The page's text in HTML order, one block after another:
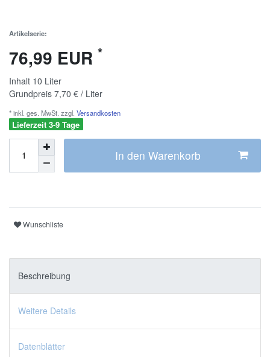
Artikelserie:
76,99 EUR *
Inhalt 10 Liter
Grundpreis 7,70 € / Liter
* inkl. ges. MwSt. zzgl. Versandkosten
Lieferzeit 3-9 Tage
In den Warenkorb
Wunschliste
Beschreibung
Weitere Details
Datenblätter